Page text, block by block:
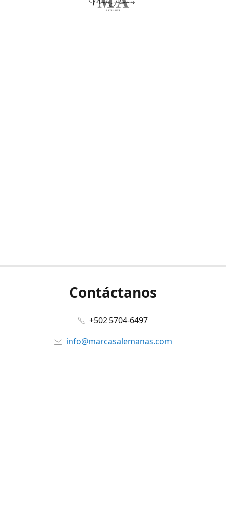
Contáctanos
+502 5704-6497
info@marcasalemanas.com